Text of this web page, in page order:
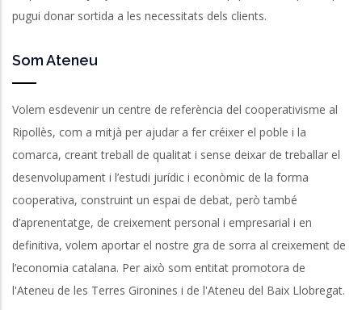
pugui donar sortida a les necessitats dels clients.
Som Ateneu
Volem esdevenir un centre de referència del cooperativisme al
Ripollès, com a mitjà per ajudar a fer créixer el poble i la
comarca, creant treball de qualitat i sense deixar de treballar el
desenvolupament i l’estudi jurídic i econòmic de la forma
cooperativa, construint un espai de debat, però també
d’aprenentatge, de creixement personal i empresarial i en
definitiva, volem aportar el nostre gra de sorra al creixement de
l’economia catalana. Per això som entitat promotora de
l'Ateneu de les Terres Gironines i de l'Ateneu del Baix Llobregat.